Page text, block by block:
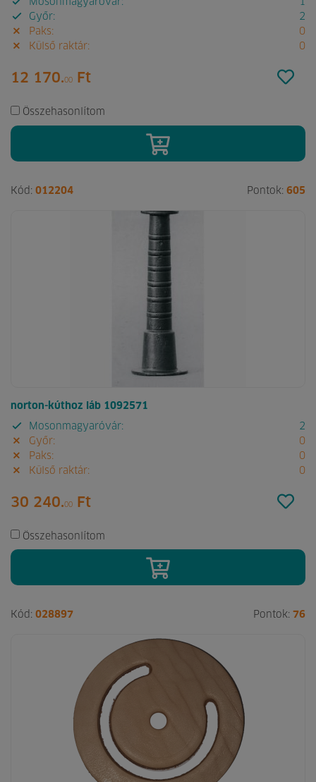
Győr:
2
Paks:
0
Külső raktár:
0
12 170.00 Ft
Összehasonlítom
Kód: 012204 Pontok: 605
norton-kúthoz láb 1092571
Mosonmagyaróvár:
2
Győr:
0
Paks:
0
Külső raktár:
0
30 240.00 Ft
Összehasonlítom
Kód: 028897 Pontok: 76